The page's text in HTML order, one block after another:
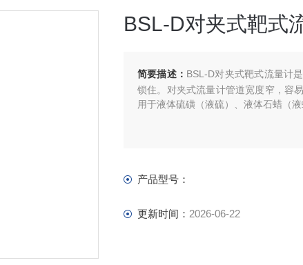
BSL-D对夹式靶式
简要描述： BSL-D对夹式靶式流量计
锁住。对夹式流量计管道宽度窄，容
用于液体硫磺（液硫）、液体石蜡（
产品型号：
更新时间： 2026-06-22